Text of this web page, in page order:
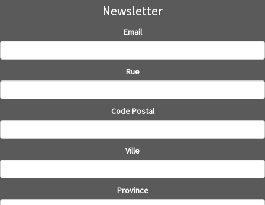
Newsletter
Email
Rue
Code Postal
Ville
Province